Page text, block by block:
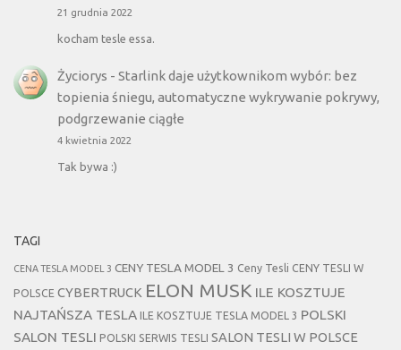
21 grudnia 2022
kocham tesle essa.
Życiorys - Starlink daje użytkownikom wybór: bez
topienia śniegu, automatyczne wykrywanie pokrywy,
podgrzewanie ciągłe
4 kwietnia 2022
Tak bywa :)
TAGI
CENA TESLA MODEL 3 CENY TESLA MODEL 3 Ceny Tesli CENY TESLI W
POLSCE CYBERTRUCK ELON MUSK ILE KOSZTUJE
NAJTAŃSZA TESLA ILE KOSZTUJE TESLA MODEL 3 POLSKI
SALON TESLI POLSKI SERWIS TESLI SALON TESLI W POLSCE